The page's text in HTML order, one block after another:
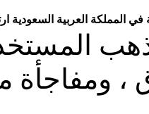
العربية السعودية
من 21